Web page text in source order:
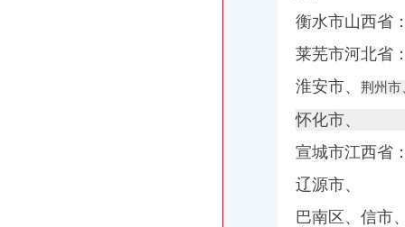
上海新宇钟表_上海新宇钟表集团有限公司新招聘信息-汇博网
渝中区地税局办税服务厅,重庆渝中区地税局办税服务厅的电话_地址_
江苏财务会计招聘_南京南部路桥工程有限公司招聘财务会计_一览·路
【国理政新实践·重庆篇】权威发布|助推自贸区建设,重庆主城各区
衡水市山西省
莱芜市河北省
淮安市、
荆州市
怀化市、
宣城市江西省
辽源市、
巴南区、信市